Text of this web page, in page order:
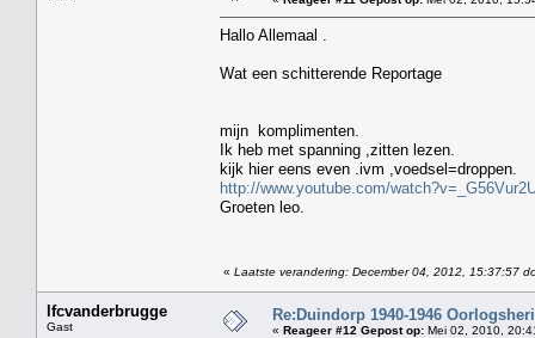
Hallo Allemaal .
Wat een schitterende Reportage
mijn komplimenten.
Ik heb met spanning ,zitten lezen.
kijk hier eens even .ivm ,voedsel=droppen.
http://www.youtube.com/
Groeten leo.
« Laatste verandering: December 04, 2012, 15:37:57
lfcvanderbrugge
Gast
Re:Duindorp 1940-1946
« Reageer #12 Gepost op: Mei 02, 2010,